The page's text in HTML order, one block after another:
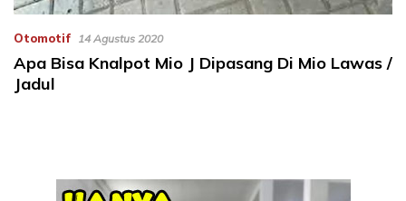
Otomotif 14 Agustus 2020
Apa Bisa Knalpot Mio J Dipasang Di Mio Lawas /
Jadul